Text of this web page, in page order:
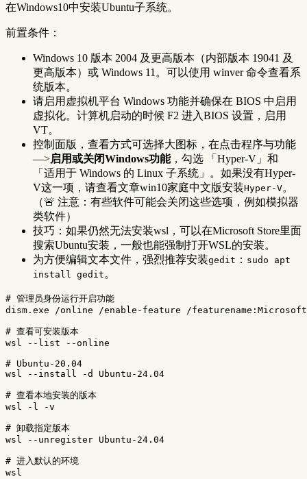
在Windows10中安装Ubuntu子系统。
前置条件：
Windows 10 版本 2004 及更高版本（内部版本 19041 及
更高版本）或 Windows 11。可以使用 winver 命令查看系
统版本。
请启用虚拟机平台 Windows 功能并确保在 BIOS 中启用
虚拟化。计算机启动的时候 F2 进入BIOS 设置，启用
VT。
控制面版，查看方式可选择大图标，在点击程序与功能
—>启用或关闭Windows功能，勾选 「Hyper-V」和
「适用于 Windows 的 Linux 子系统」。如果没有Hyper-
V这一项，请查看文章win10家庭中文版安装Hyper-V。
（🚨 注意：有些软件可能会关闭这些选项，例如模拟器
类软件）
技巧：如果仍然无法安装wsl，可以在Microsoft Store里面
搜索Ubuntu安装，一般也能强制打开WSL的安装。
为方便编辑文本文件，强烈推荐安装gedit ： sudo apt
install gedit 。
# 管理员身份运行开启功能
dism.exe /online /enable-feature /
# 查看可安装版本
wsl
--list
--online
# Ubuntu-20.04
wsl
--install -d Ubuntu-24.04
# 查看本地安装的版本
wsl
-l -v
# 卸载指定版本
wsl
--unregister Ubuntu-24.04
# 进入默认的环境
wsl